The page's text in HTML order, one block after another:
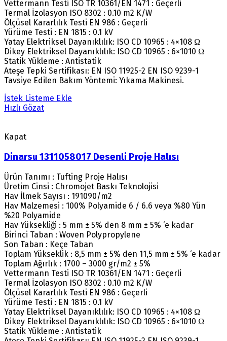
Vettermann Testi ISO TR 10361/EN 1471 : Geçerli
Termal İzolasyon ISO 8302 : 0.10 m2 K/W
Ölçüsel Kararlılık Testi EN 986 : Geçerli
Yürüme Testi : EN 1815 : 0.1 kV
Yatay Elektriksel Dayanıklılık: ISO CD 10965 : 4×108 Ω
Dikey Elektriksel Dayanıklılık: ISO CD 10965 : 6×1010 Ω
Statik Yükleme : Antistatik
Ateşe Tepki Sertifikası: EN ISO 11925-2 EN ISO 9239-1
Tavsiye Edilen Bakım Yöntemi: Yıkama Makinesi.
İstek Listeme Ekle
Hızlı Gözat
Kapat
Dinarsu 1311058017 Desenli Proje Halısı
Ürün Tanımı : Tufting Proje Halısı
Üretim Cinsi : Chromojet Baskı Teknolojisi
Hav İlmek Sayısı : 191090/m2
Hav Malzemesi : 100% Polyamide 6 / 6.6 veya %80 Yün
%20 Polyamide
Hav Yüksekliği : 5 mm ± 5% den 8 mm ± 5% ‘e kadar
Birinci Taban : Woven Polypropylene
Son Taban : Keçe Taban
Toplam Yükseklik : 8,5 mm ± 5% den 11,5 mm ± 5% ‘e kadar
Toplam Ağırlık : 1700 – 3000 gr/m2 ± 5%
Vettermann Testi ISO TR 10361/EN 1471 : Geçerli
Termal İzolasyon ISO 8302 : 0.10 m2 K/W
Ölçüsel Kararlılık Testi EN 986 : Geçerli
Yürüme Testi : EN 1815 : 0.1 kV
Yatay Elektriksel Dayanıklılık: ISO CD 10965 : 4×108 Ω
Dikey Elektriksel Dayanıklılık: ISO CD 10965 : 6×1010 Ω
Statik Yükleme : Antistatik